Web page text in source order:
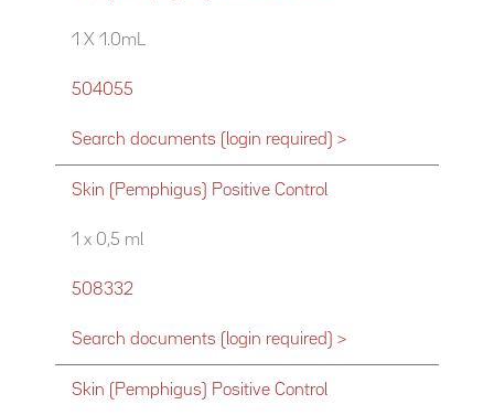
1 X 1.0mL
504055
Search documents (login required) >
Skin (Pemphigus) Positive Control
1 x 0,5 ml
508332
Search documents (login required) >
Skin (Pemphigus) Positive Control